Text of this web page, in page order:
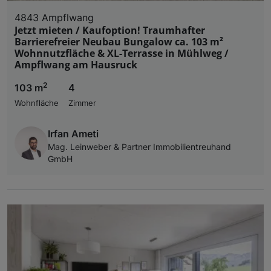
4843 Ampflwang
Jetzt mieten / Kaufoption! Traumhafter
Barrierefreier Neubau Bungalow ca. 103 m²
Wohnnutzfläche & XL-Terrasse in Mühlweg /
Ampflwang am Hausruck
103 m2
Wohnfläche
4
Zimmer
Irfan Ameti
Mag. Leinweber & Partner Immobilientreuhand
GmbH